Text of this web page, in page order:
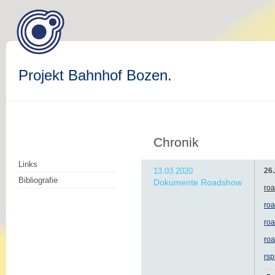
Projekt Bahnhof Bozen.
Links
Bibliografie
Chronik
13.03.2020
Dokumente Roadshow